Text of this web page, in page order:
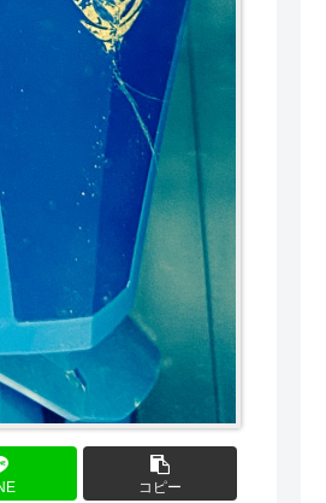
コピー